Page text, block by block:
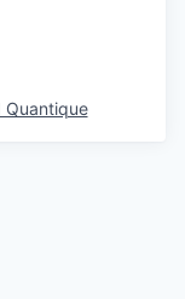
Quantique